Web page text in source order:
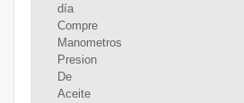
día
Compre
Manometros
Presion
De
Aceite